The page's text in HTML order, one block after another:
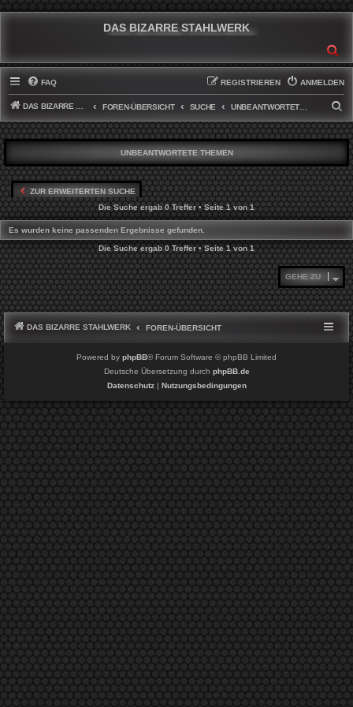
DAS BIZARRE STAHLWERK
FAQ ANMELDEN
REGISTRIEREN
DAS BIZARRE STAHLWERK FOREN-ÜBERSICHT SUCHE
U
C
H
E
UNBEANTWORTETE THEMEN
ZUR ERWEITERTEN SUCHE
Die Suche ergab 0 Treffer • Seite1von1
Es wurden keine passenden Ergebnisse gefunden.
Die Suche ergab 0 Treffer • Seite1von1
GEHE ZU
DAS BIZARRE STAHLWERK FOREN-ÜBERSICHT
Powered by phpBB® Forum Software © phpBB Limited
Deutsche Übersetzung durch phpBB.de
Datenschutz| Nutzungsbedingungen